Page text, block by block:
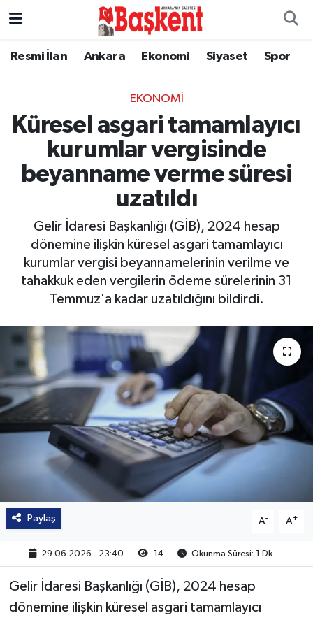
Resmi İlan Ankara Ekonomi Siyaset Spor
EKONOMI
Küresel asgari tamamlayıcı
kurumlar vergisinde
beyanname verme süresi
uzatıldı
Gelir İdaresi Başkanlığı (GİB), 2024 hesap
dönemine ilişkin küresel asgari tamamlayıcı
kurumlar vergisi beyannamelerinin verilme ve
tahakkuk eden vergilerin ödeme sürelerinin 31
Temmuz'a kadar uzatıldığını bildirdi.
Paylaş A- A+
29.06.2026 - 23:40 14 Okunma Süresi: 1 Dk
Gelir İdaresi Başkanlığı (GİB), 2024 hesap
dönemine ilişkin küresel asgari tamamlayıcı